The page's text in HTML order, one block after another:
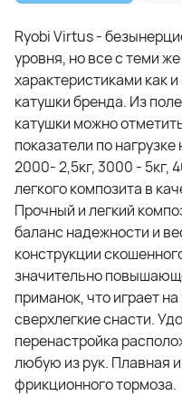
Ryobi Virtus -
уровня, но все с теми
характеристиками как
катушки бренда. Из
катушки можно
показатели по
2000- 2,5кг, 3000 - 5кг,
легкого композита в
Прочный и легкий
баланс надежности и
конструкции
значительно
приманок, что играет
сверхлегкие снасти.
перенастройка
любую из рук. Плавная
фрикционного тормоза.